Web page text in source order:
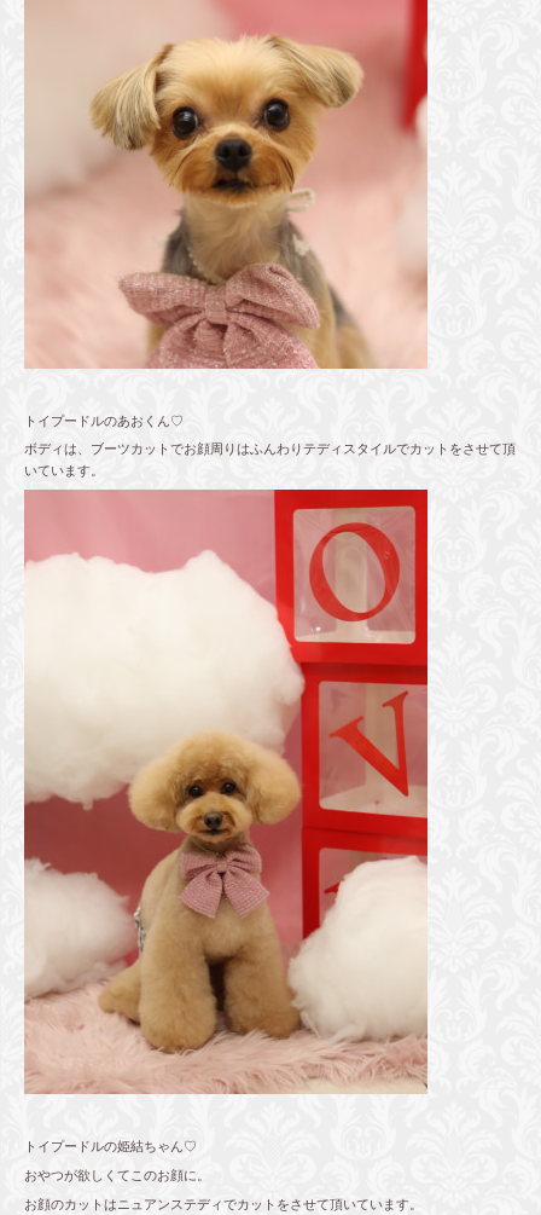
トイプードルのあおくん♡
ボディは、ブーツカットでお顔周りはふんわりテディスタイルでカットをさせて頂
いています。
トイプードルの姫結ちゃん♡
おやつが欲しくてこのお顔に。
お顔のカットはニュアンステディでカットをさせて頂いています。